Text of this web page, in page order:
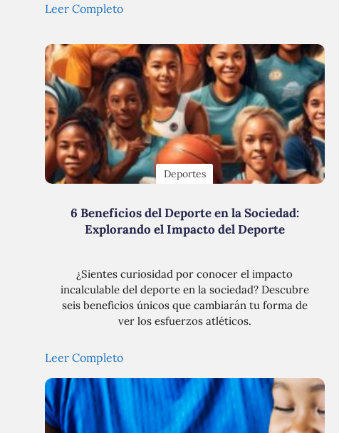
Leer Completo
Deportes
6 Beneficios del Deporte en la Sociedad:
Explorando el Impacto del Deporte
¿Sientes curiosidad por conocer el impacto
incalculable del deporte en la sociedad? Descubre
seis beneficios únicos que cambiarán tu forma de
ver los esfuerzos atléticos.
Leer Completo